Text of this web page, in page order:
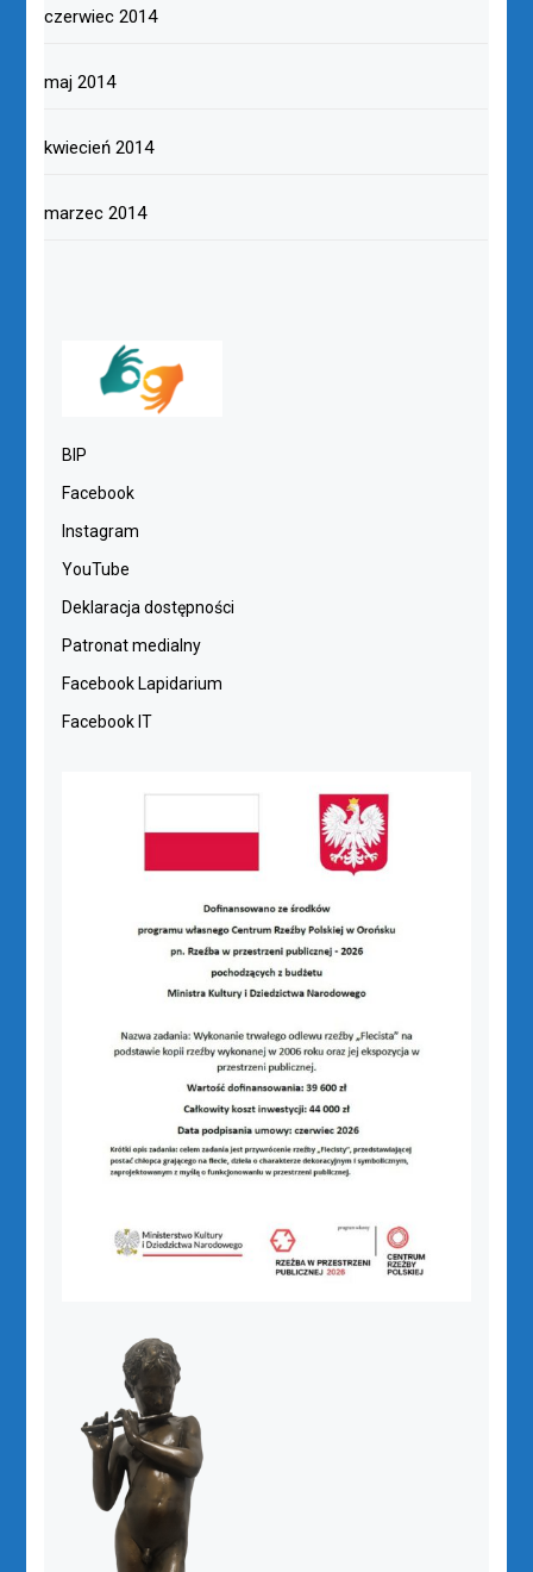
czerwiec 2014
maj 2014
kwiecień 2014
marzec 2014
BIP
Facebook
Instagram
YouTube
Deklaracja dostępności
Patronat medialny
Facebook Lapidarium
Facebook IT